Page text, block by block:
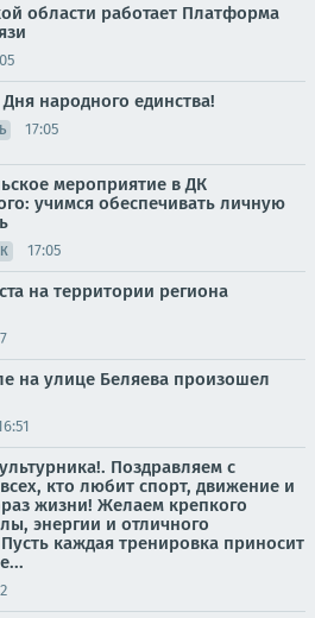
области работает Платформа
народного единства!
17:05
мероприятие в ДК
учимся обеспечивать личную
17:05
на территории региона
на улице Беляева произошел
Поздравляем с
кто любит спорт, движение и
жизни! Желаем крепкого
энергии и отличного
каждая тренировка приносит